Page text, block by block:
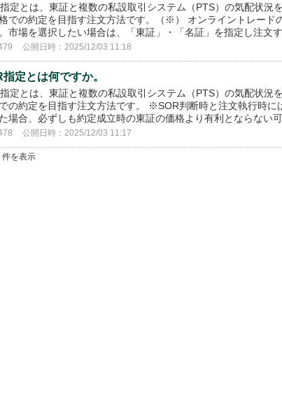
定とは、東証と複数の私設取引システム（PTS）の気配状況
での約定を目指す注文方法です。（※） オンライントレー
市場を選択したい場合は、「東証」・「名証」を指定し注文
公開日時：2025/12/03 11:18
定とは何ですか。
定とは、東証と複数の私設取引システム（PTS）の気配状況
の約定を目指す注文方法です。 ※SOR判断時と注文執行時
場合、必ずしも約定成立時の東証の価格より有利とならない
公開日時：2025/12/03 11:17
件を表示